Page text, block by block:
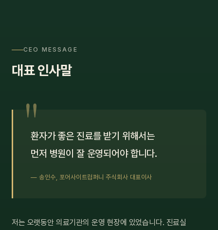
CEO MESSAGE
대표 인사말
"
환자가 좋은 진료를 받기 위해서는
먼저 병원이 잘 운영되어야 합니다.
— 송인수, 포어사이트컴퍼니 주식회사 대표이사
저는 오랫동안 의료기관의 운영 현장에 있었습니다. 진료실